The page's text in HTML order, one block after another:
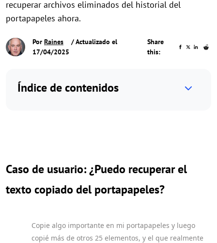
recuperar archivos eliminados del historial del
portapapeles ahora.
Por Raines
/ Actualizado el
17/04/2025
Share
this:
Índice de contenidos
Caso de usuario: ¿Puedo recuperar el
texto copiado del portapapeles?
Copie algo importante en mi portapapeles y luego
copié más de otros 25 elementos, y el que realmente